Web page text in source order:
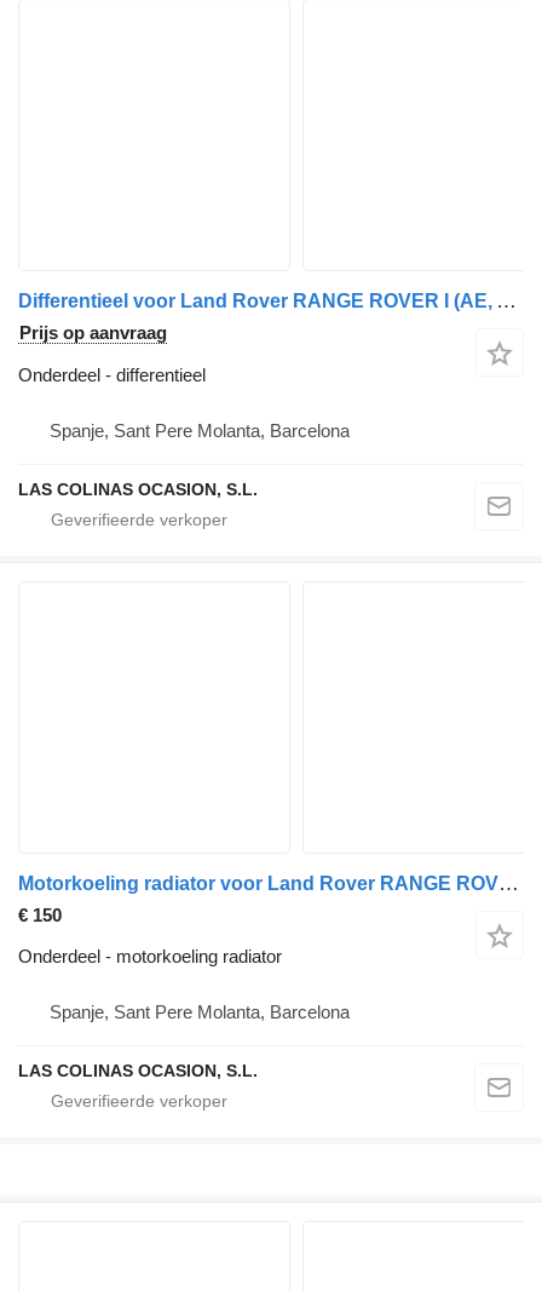
Differentieel voor Land Rover RANGE ROVER I (AE, AN, HAA, HAB, HAM, HBM, RE, RN) vrachtwagen
Prijs op aanvraag
Onderdeel - differentieel
Spanje, Sant Pere Molanta, Barcelona
LAS COLINAS OCASION, S.L.
Motorkoeling radiator voor Land Rover RANGE ROVER I (AE, AN, HAA, HAB, HAM, HBM, RE, RN) vrachtwagen
€ 150
Onderdeel - motorkoeling radiator
Spanje, Sant Pere Molanta, Barcelona
LAS COLINAS OCASION, S.L.